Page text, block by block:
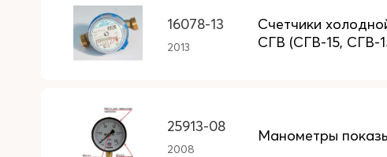
16078-13
2013
Счетчики
СГВ (СГВ-15, СГВ-
25913-08
2008
Манометры